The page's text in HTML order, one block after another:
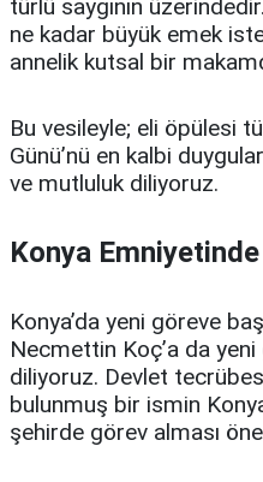
türlü saygının
ne kadar büyük emek
annelik kutsal bir
Bu vesileyle; eli öpülesi
Günü’nü en kalbi
ve mutluluk diliyoruz.
Konya
Konya’da yeni göreve
Necmettin Koç’a da
diliyoruz. Devlet
bulunmuş bir ismin
şehirde görev alması